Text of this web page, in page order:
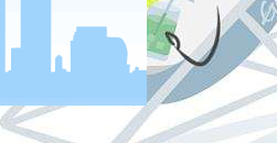
部主任罗荣桓代表主席团致
在这次会议上，中华
周总理代表政务院向英模代